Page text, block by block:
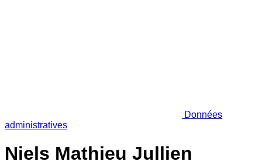
Données
administratives
Niels Mathieu Jullien